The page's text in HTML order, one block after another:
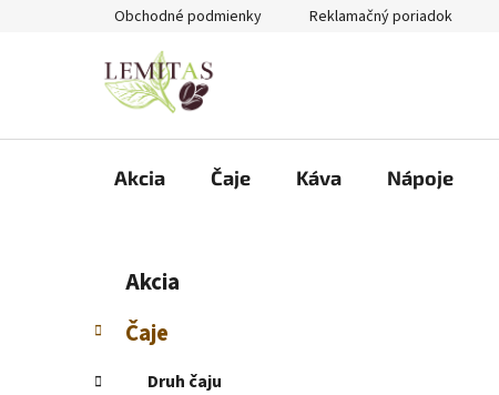
Obchodné podmienky Reklamačný poriadok
Akcia Čaje Káva Nápoje
č
ý
Preskočiť
kategórie
t
e
Akcia
Čaje
Druh čaju